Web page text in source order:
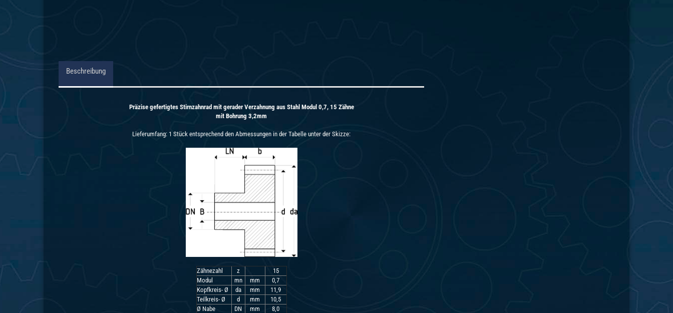
Beschreibung
Präzise gefertigtes Stirnzahnrad mit gerader Verzahnung aus Stahl Modul 0,7, 15 Zähne
mit Bohrung 3,2mm
Lieferumfang: 1 Stück entsprechend den Abmessungen in der Tabelle unter der Skizze:
Zähnezahl z
15
Modul
mn mm
0,7
Kopfkreis- Ø
da mm
11,9
Teilkreis- Ø
d mm
10,5
Ø Nabe
DN mm
8,0